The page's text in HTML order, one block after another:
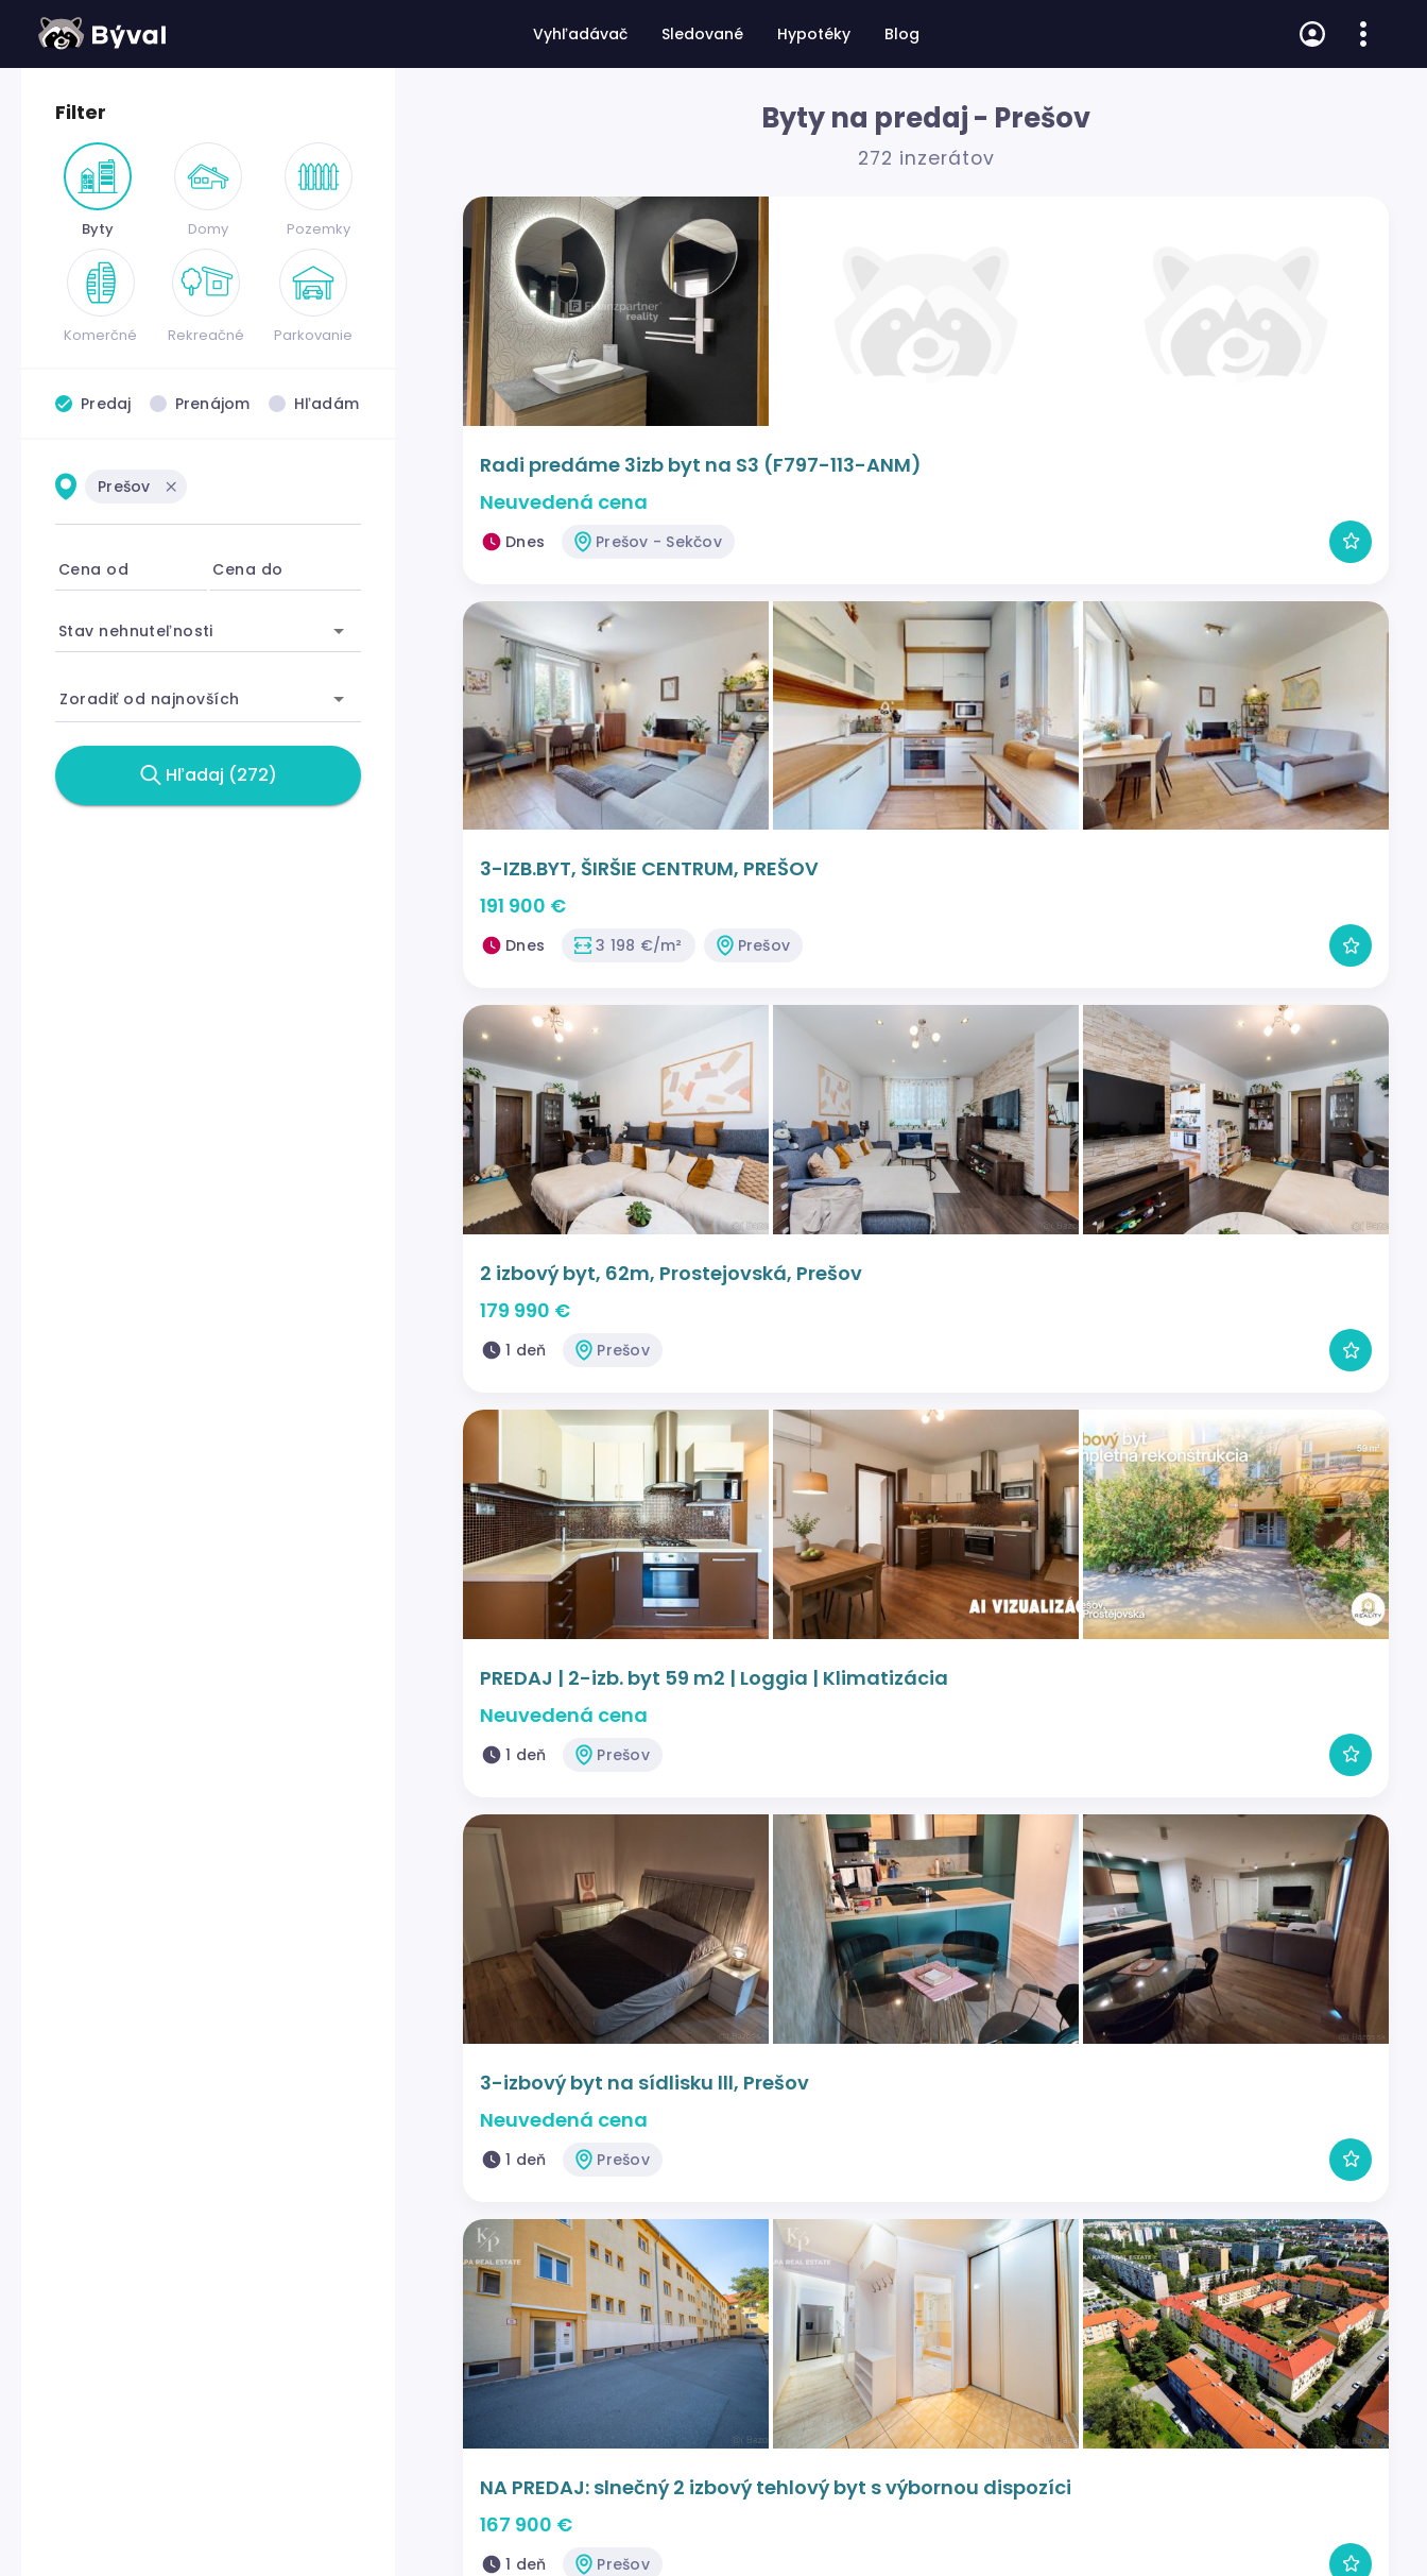
Vyhľadávač Sledované Hypotéky Blog
Filter
Byty Domy Pozemky
Komerčné Rekreačné Parkovanie
Predaj Prenájom Hľadám
Prešov
Cena od Cena do
Stav nehnuteľnosti
Zoradiť od najnovších
Hľadaj (272)
Byty na predaj - Prešov
272 inzerátov
Radi predáme 3izb byt na S3 (F797-113-ANM)
Neuvedená cena
Dnes Prešov - Sekčov
3-IZB.BYT, ŠIRŠIE CENTRUM, PREŠOV
191 900 €
Dnes 3 198 €/m² Prešov
2 izbový byt, 62m, Prostejovská, Prešov
179 990 €
1 deň Prešov
PREDAJ | 2-izb. byt 59 m2 | Loggia | Klimatizácia
Neuvedená cena
1 deň Prešov
3-izbový byt na sídlisku lll, Prešov
Neuvedená cena
1 deň Prešov
NA PREDAJ: slnečný 2 izbový tehlový byt s výbornou dispozíci
167 900 €
1 deň Prešov